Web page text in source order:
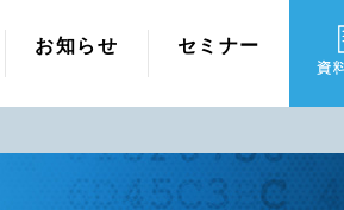
お知らせ セミナー